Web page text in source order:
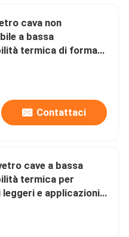
cava non
a bassa
termica di forma
Contattaci
cave a bassa
termica per
e applicazioni